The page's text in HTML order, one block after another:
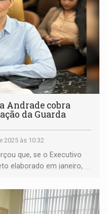
Andrade cobra
da Guarda
2025 às 10:32
que, se o Executivo
elaborado em janeiro,